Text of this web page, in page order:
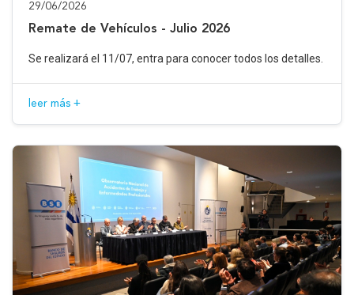
29/06/2026
Remate de Vehículos - Julio 2026
Se realizará el 11/07, entra para conocer todos los detalles.
leer más +